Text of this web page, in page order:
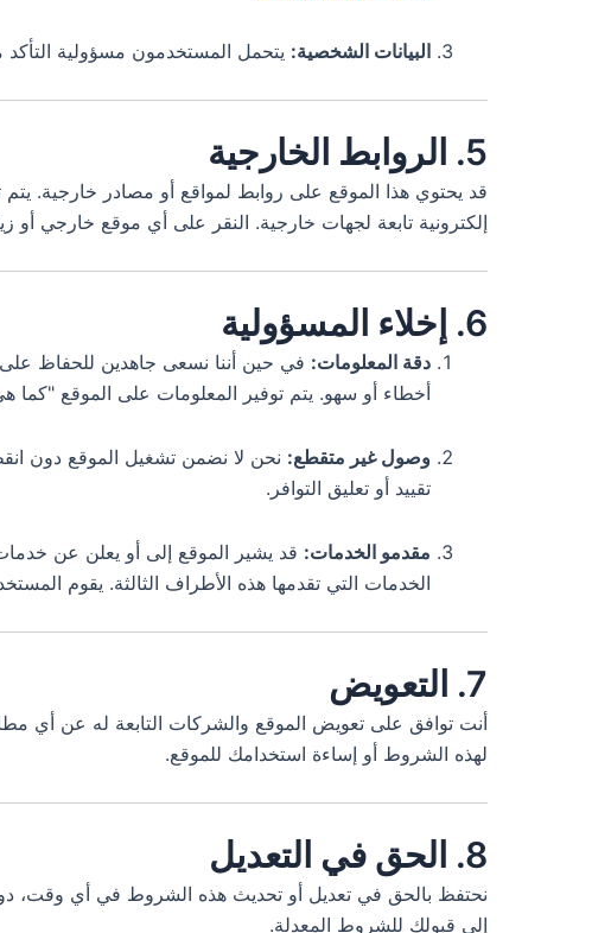
البيانات الشخصية: يتحمل المستخدمون مسؤولية
5. الروابط الخارجية
قد يحتوي هذا الموقع على روابط لمواقع أو مصادر خارجية.
إلكترونية تابعة لجهات خارجية. النقر على أي موقع خارجي أو
6. إخلاء المسؤولية
دقة المعلومات: في حين أننا نسعى جاهدين للحفاظ
أخطاء أو سهو. يتم توفير المعلومات على الموقع
وصول غير متقطع: نحن لا نضمن تشغيل الموقع دون
تقييد أو تعليق التوافر.
مقدمو الخدمات: قد يشير الموقع إلى أو يعلن عن
الخدمات التي تقدمها هذه الأطراف الثالثة. يقوم
7. التعويض
أنت توافق على تعويض الموقع والشركات التابعة له عن أي
لهذه الشروط أو إساءة استخدامك للموقع.
8. الحق في التعديل
نحتفظ بالحق في تعديل أو تحديث هذه الشروط في أي وقت،
إلى قبولك للشروط المعدلة.